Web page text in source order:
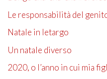
Le responsabilità del
Natale in letargo
Un natale diverso
2020, o l’anno in cui mia